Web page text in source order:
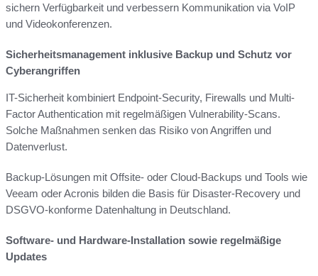
sichern Verfügbarkeit und verbessern Kommunikation via VoIP
und Videokonferenzen.
Sicherheitsmanagement inklusive Backup und Schutz vor
Cyberangriffen
IT-Sicherheit kombiniert Endpoint-Security, Firewalls und Multi-
Factor Authentication mit regelmäßigen Vulnerability-Scans.
Solche Maßnahmen senken das Risiko von Angriffen und
Datenverlust.
Backup-Lösungen mit Offsite- oder Cloud-Backups und Tools wie
Veeam oder Acronis bilden die Basis für Disaster-Recovery und
DSGVO-konforme Datenhaltung in Deutschland.
Software- und Hardware-Installation sowie regelmäßige
Updates